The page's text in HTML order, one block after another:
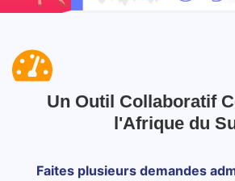
Un Outil Collaboratif
l'Afrique du
Faites plusieurs demandes